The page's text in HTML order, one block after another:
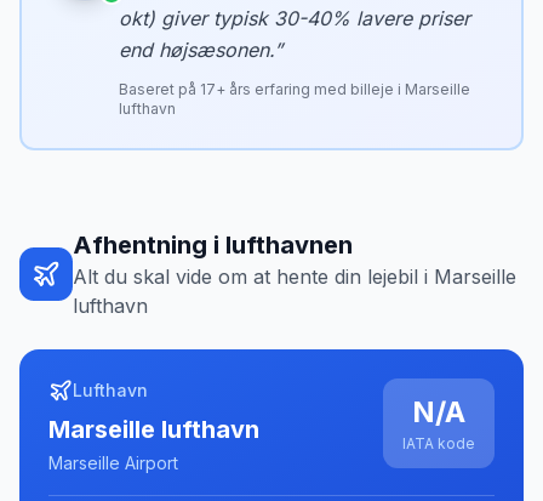
okt) giver typisk 30-40% lavere priser
end højsæsonen.”
Baseret på 17+ års erfaring med billeje i Marseille
lufthavn
Afhentning i lufthavnen
Alt du skal vide om at hente din lejebil i Marseille
lufthavn
Lufthavn
Marseille lufthavn
Marseille Airport
N/A
IATA kode